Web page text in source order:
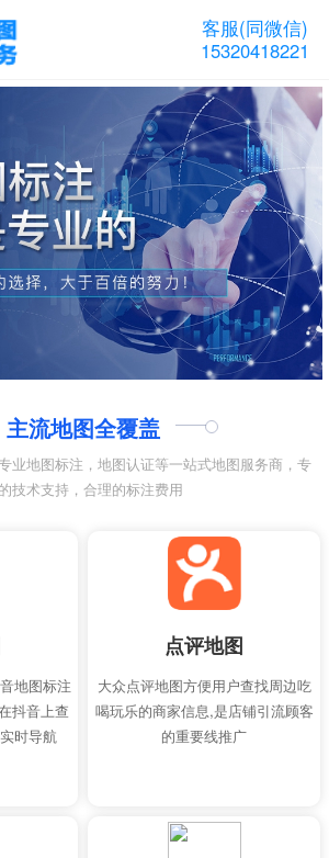
客服(同微信)
15320418221
主流地图全覆盖
业地图标注，地图认证等一站式地图服务商，专
技术支持，合理的标注费用
地图标注
抖音上查
时导航
点评地图
大众点评地图方便用户查找周边吃
喝玩乐的商家信息,是店铺引流顾客
的重要线推广